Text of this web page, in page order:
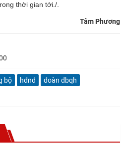
thời gian tới./.
Tâm Phương
bộ hđnd
đoàn đbqh